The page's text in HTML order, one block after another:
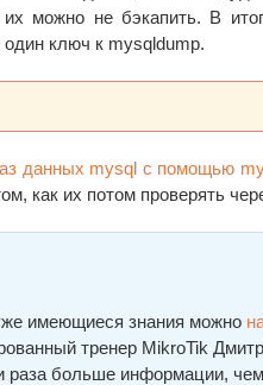
можно не бэкапить. В
ключ к mysqldump.
данных mysql с помощью
как их потом проверять
имеющиеся знания можно
тренер MikroTik
раза больше информации,